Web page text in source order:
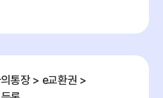
통장 > e교환권 >